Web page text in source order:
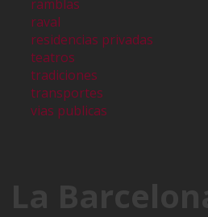
ramblas
raval
residencias privadas
teatros
tradiciones
transportes
vias publicas
La